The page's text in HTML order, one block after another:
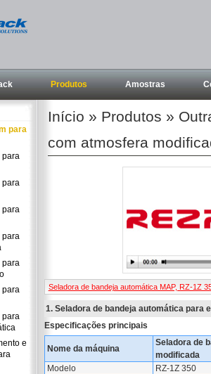
Produtos Amostras
para
para
para
para
para
para
para
para
e
Início » Produtos »
com atmosfera
Seladora de bandeja automática MAP, RZ-1Z
1. Seladora de bandeja automática para
Especificações principais
Nome da máquina
Seladora de
modificada
Modelo
RZ-1Z 350